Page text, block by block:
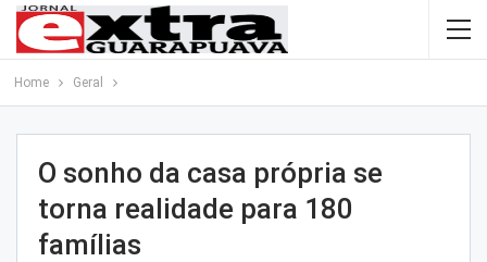
Home Geral
O sonho da casa própria se
torna realidade para 180
famílias